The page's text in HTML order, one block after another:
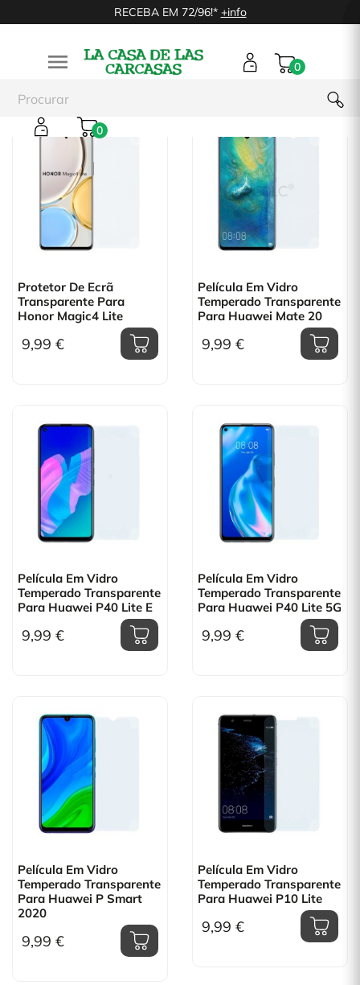
RECEBA EM 72/96!* +info
 0
0
Protetor De Ecrã
Transparente Para
Honor Magic4 Lite
9,99 €
Película Em Vidro
Temperado Transparente
Para Huawei Mate 20
9,99 €
Película Em Vidro
Temperado Transparente
Para Huawei P40 Lite E
9,99 €
Película Em Vidro
Temperado Transparente
Para Huawei P40 Lite 5G
9,99 €
Película Em Vidro
Temperado Transparente
Para Huawei P Smart
2020
9,99 €
Película Em Vidro
Temperado Transparente
Para Huawei P10 Lite
9,99 €